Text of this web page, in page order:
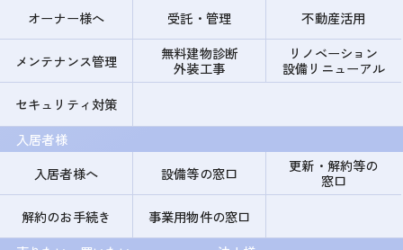
オーナー様へ
受託・管理 不動産活用
メンテナンス管理
無料建物診断
外装工事
リノベーション
設備リニューアル
セキュリティ対策
入居者様
入居者様へ
設備等の窓口
更新・解約等の
窓口
解約のお手続き
事業用物件の窓口